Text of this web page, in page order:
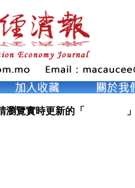
瀏覽實時更新的「